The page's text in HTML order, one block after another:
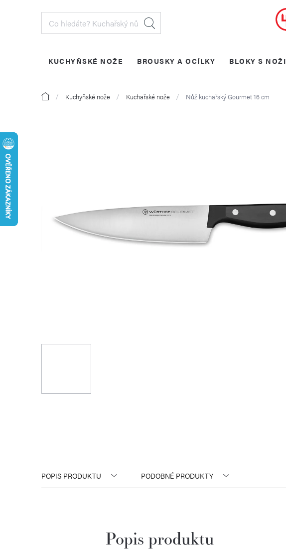
KUCHYŇSKÉ NOŽE BROUSKY A OCÍLKY BLOKY S NOŽI
Domů Kuchyňské nože Kuchařské nože Nůž kuchařský Gourmet 16 cm
POPIS PRODUKTU PODOBNÉ PRODUKTY
Popis produktu